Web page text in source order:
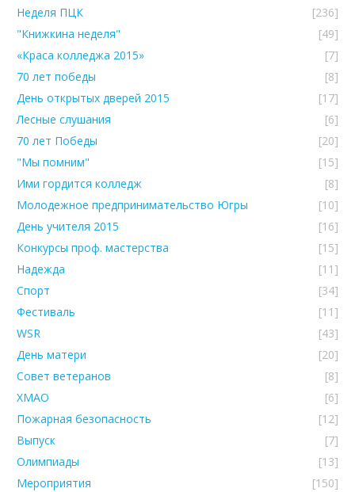
Неделя ПЦК
[236]
"Книжкина неделя"
[49]
«Краса колледжа 2015»
[7]
70 лет победы
[8]
День открытых дверей 2015
[17]
Лесные слушания
[6]
70 лет Победы
[20]
"Мы помним"
[15]
Ими гордится колледж
[8]
Молодежное предпринимательство Югры
[10]
День учителя 2015
[16]
Конкурсы проф. мастерства
[15]
Надежда
[11]
Спорт
[34]
Фестиваль
[11]
WSR
[43]
День матери
[20]
Совет ветеранов
[8]
ХМАО
[6]
Пожарная безопасность
[12]
Выпуск
[7]
Олимпиады
[13]
Мероприятия
[150]